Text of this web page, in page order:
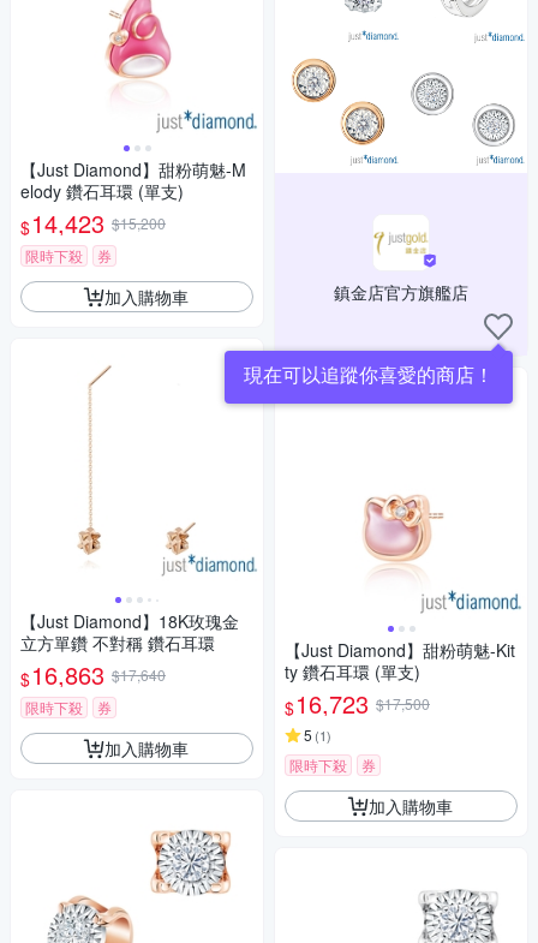
【Just Diamond】甜粉萌魅-M
elody 鑽石耳環 (單支)
$14,423 $15,200
限時下殺
券
加入購物車
【Just Diamond】18K玫瑰金
立方單鑽 不對稱 鑽石耳環
$16,863 $17,640
限時下殺
券
加入購物車
鎮金店官方旗艦店
現在可以追蹤你喜愛的商店！
【Just Diamond】甜粉萌魅-Kit
ty 鑽石耳環 (單支)
$16,723 $17,500
5 (1)
限時下殺 券
加入購物車